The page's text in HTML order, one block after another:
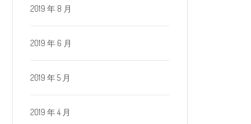
2019 年 8 月
2019 年 6 月
2019 年 5 月
2019 年 4 月